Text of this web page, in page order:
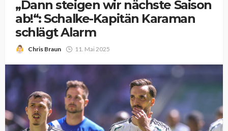
„Dann steigen wir nächste Saison
ab!“: Schalke-Kapitän Karaman
schlägt Alarm
Chris Braun 11. Mai 2025